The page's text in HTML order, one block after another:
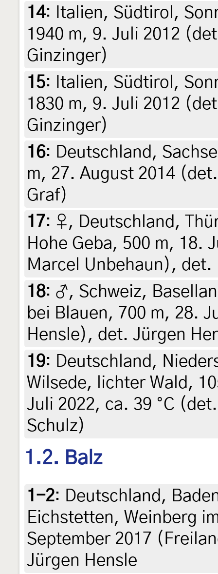
14:
Italien, Südtirol,
1940 m, 9. Juli 2012
Ginzinger)
15:
Italien, Südtirol,
1830 m, 9. Juli 2012
Ginzinger)
16: Deutschland,
m, 27. August 2014
Graf)
17: ♀, Deutschland,
Hohe Geba, 500 m, 18.
Marcel Unbehaun), det.
18: ♂, Schweiz,
bei Blauen, 700 m, 28.
Hensle), det. Jürgen
19: Deutschland,
Wilsede, lichter Wald,
Juli 2022, ca. 39 °C
Schulz)
1.2. Balz
1-2: Deutschland,
Eichstetten, Weinberg
September 2017
Jürgen Hensle